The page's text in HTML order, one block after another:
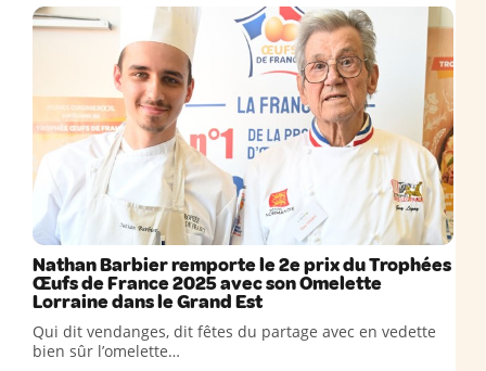
Nathan Barbier remporte le 2e prix du Trophées
Œufs de France 2025 avec son Omelette
Lorraine dans le Grand Est
Qui dit vendanges, dit fêtes du partage avec en vedette
bien sûr l’omelette…